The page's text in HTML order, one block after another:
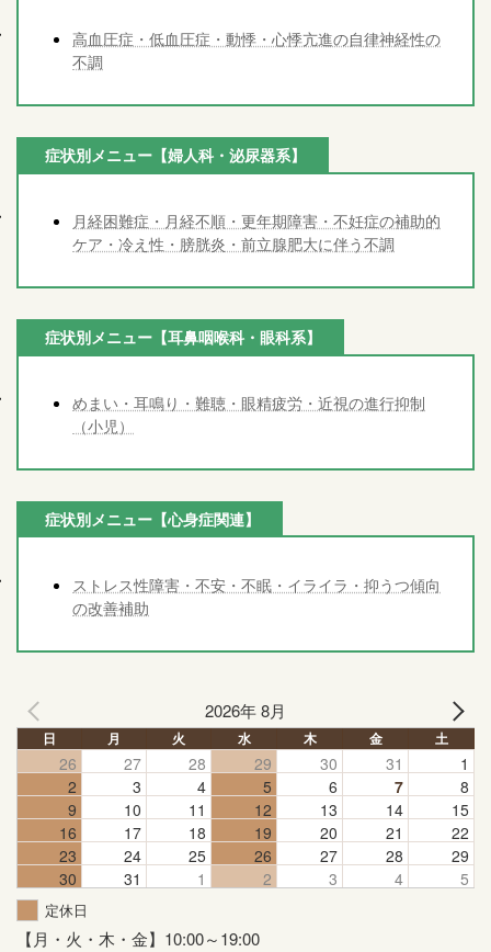
高血圧症・低血圧症・動悸・心悸亢進の自律神経性の
不調
症状別メニュー【婦人科・泌尿器系】
月経困難症・月経不順・更年期障害・不妊症の補助的
ケア・冷え性・膀胱炎・前立腺肥大に伴う不調
症状別メニュー【耳鼻咽喉科・眼科系】
めまい・耳鳴り・難聴・眼精疲労・近視の進行抑制
（小児）
症状別メニュー【心身症関連】
ストレス性障害・不安・不眠・イライラ・抑うつ傾向
の改善補助
2026年 8月
日 月 火 水 木 金 土
26 27 28 29 30 31
1
2
3 4 5 6 7
8
9
10 11 12 13 14
15
16
17 18 19 20 21
22
23
24 25 26 27 28
29
30
31 1 2 3 4 5
定休日
【月・火・木・金】10:00～19:00